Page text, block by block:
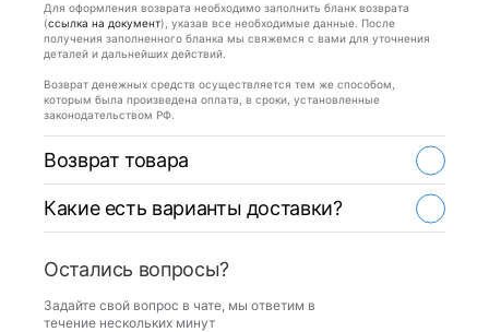
Для оформления возврата необходимо заполнить бланк возврата
(ссылка на документ), указав все необходимые данные. После
получения заполненного бланка мы свяжемся с вами для уточнения
деталей и дальнейших действий.
Возврат денежных средств осуществляется тем же способом,
которым была произведена оплата, в сроки, установленные
законодательством РФ.
Возврат товара
Какие есть варианты доставки?
Остались вопросы?
Задайте свой вопрос в чате, мы ответим в
течение нескольких минут